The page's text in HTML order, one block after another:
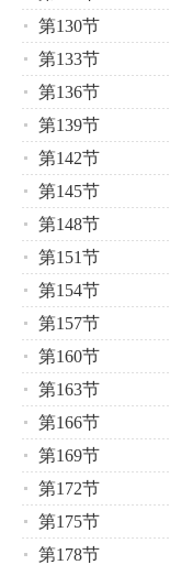
第130节
第133节
第136节
第139节
第142节
第145节
第148节
第151节
第154节
第157节
第160节
第163节
第166节
第169节
第172节
第175节
第178节